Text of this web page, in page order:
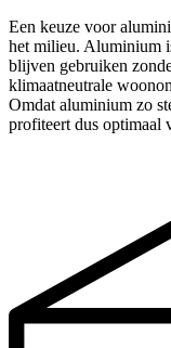
Een keuze voor
het milieu. Aluminium
blijven gebruiken
klimaatneutrale
Omdat aluminium zo
profiteert dus optimaal